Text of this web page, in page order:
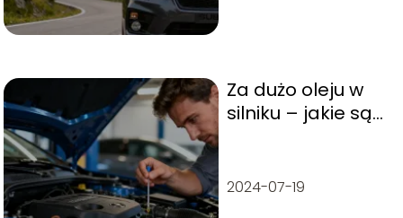
Za dużo oleju w
silniku – jakie są
2024-07-19